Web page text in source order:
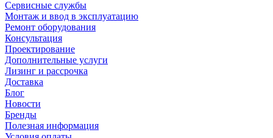
Сервисные службы
Монтаж и ввод в эксплуатацию
Ремонт оборудования
Консультация
Проектирование
Дополнительные услуги
Лизинг и рассрочка
Доставка
Блог
Новости
Бренды
Полезная информация